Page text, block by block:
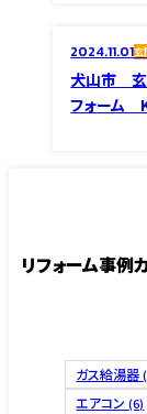
2024.11.01玄
犬山市 玄
フォーム
リフォーム事例
ガス給湯器
エアコン(6)